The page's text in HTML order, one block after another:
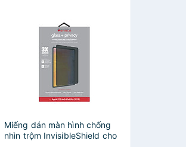
Miếng dán màn hình chống
nhìn trộm InvisibleShield cho